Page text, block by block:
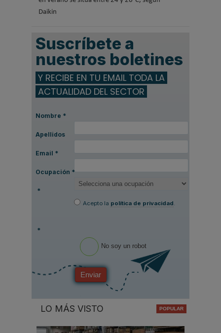
Daikin
Suscríbete a
nuestros boletines
Y RECIBE EN TU EMAIL TODA LA
ACTUALIDAD DEL SECTOR
Nombre *
Apellidos
Email *
Ocupación *
*
Acepto la política de privacidad.
*
No soy un robot
Enviar
LO MÁS VISTO